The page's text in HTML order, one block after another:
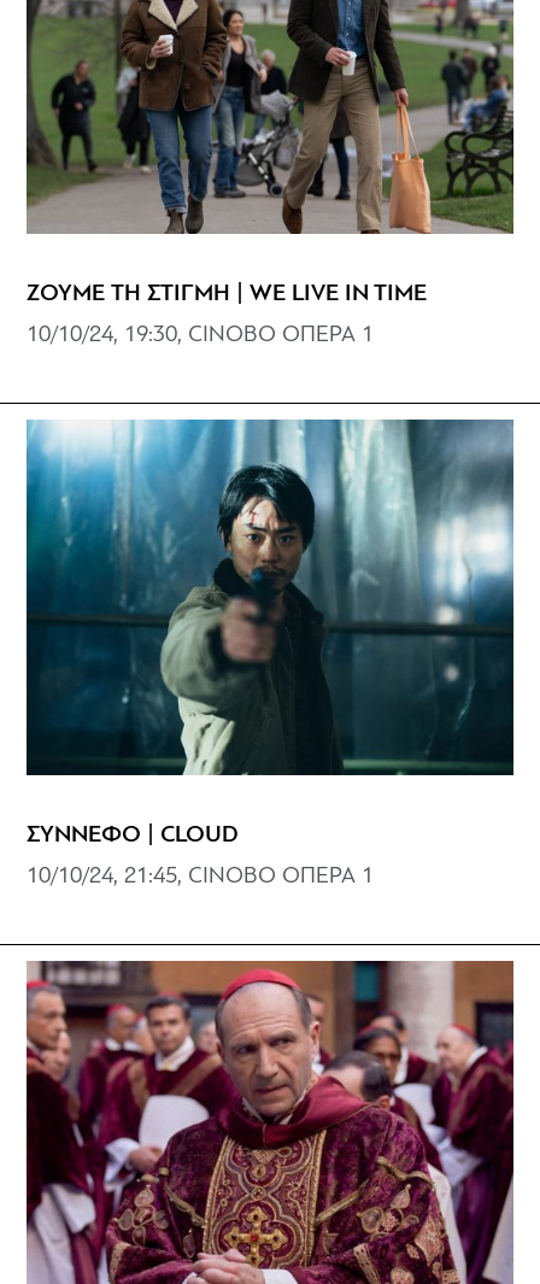
ΖΟΥΜΕ ΤΗ ΣΤΙΓΜΗ | WE LIVE IN TIME
10/10/24, 19:30, CINOBO ΟΠΕΡΑ 1
ΣΥΝΝΕΦΟ | CLOUD
10/10/24, 21:45, CINOBO ΟΠΕΡΑ 1